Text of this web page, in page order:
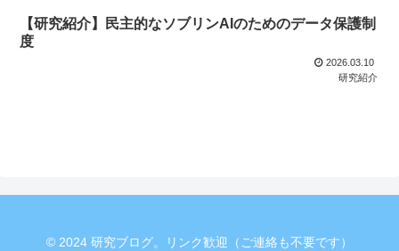
【研究紹介】民主的なソブリンAIのためのデータ保護制
度
2026.03.10
研究紹介
© 2024 研究ブログ。リンク歓迎（ご連絡も不要です）